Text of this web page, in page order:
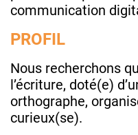
communication
PROFIL
Nous recherchons
l’écriture, doté(e)
orthographe,
curieux(se).